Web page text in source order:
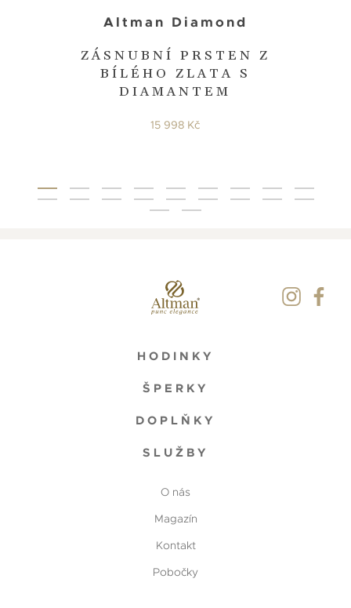
ZÁSNUBNÍ PRSTEN Z
BÍLÉHO ZLATA S
DIAMANTEM
Altman Diamond
15 998 Kč
HODINKY
ŠPERKY
DOPLŇKY
SLUŽBY
O nás
Magazín
Kontakt
Pobočky